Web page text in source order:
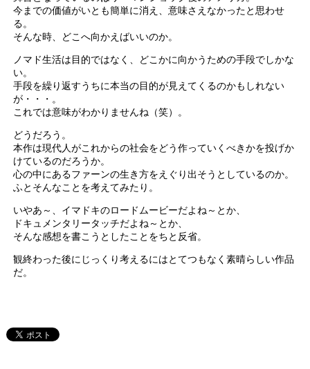
今までの価値がいとも簡単に消え、意味さえなかったと思わせ
る。
そんな時、どこへ向かえばいいのか。
ノマド生活は目的ではなく、どこかに向かうための手段でしかな
い。
手段を繰り返すうちに本当の目的が見えてくるのかもしれない
が・・・。
これでは意味がわかりませんね（笑）。
どうだろう。
本作は現代人がこれからの社会をどう作っていくべきかを投げか
けているのだろうか。
心の中にあるファーンの生き方をえぐり出そうとしているのか。
ふとそんなことを考えてみたり。
いやあ～、イマドキのロードムービーだよね～とか、
ドキュメンタリータッチだよね～とか、
そんな感想を書こうとしたことをちと反省。
観終わった後にじっくり考えるにはとてつもなく素晴らしい作品
だ。